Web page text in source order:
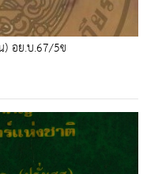
อย.บ.67/5ข